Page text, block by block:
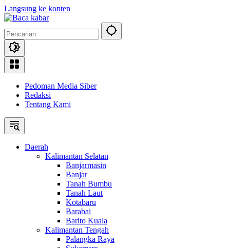
Langsung ke konten
Pedoman Media Siber
Redaksi
Tentang Kami
Daerah
Kalimantan Selatan
Banjarmasin
Banjar
Tanah Bumbu
Tanah Laut
Kotabaru
Barabai
Barito Kuala
Kalimantan Tengah
Palangka Raya